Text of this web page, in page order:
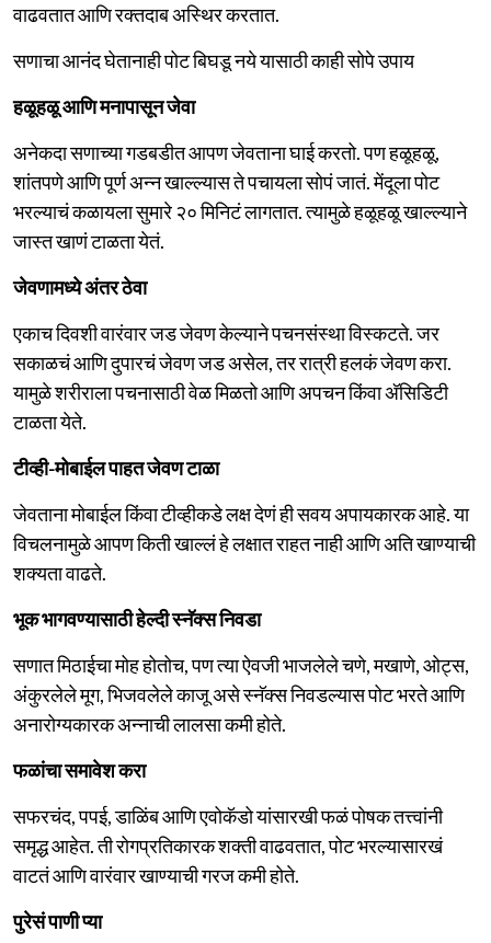
वाढवतात आणि रक्तदाब अस्थिर करतात.
सणाचा आनंद घेतानाही पोट बिघडू नये यासाठी काही सोपे उपाय
हळूहळू आणि मनापासून जेवा
अनेकदा सणाच्या गडबडीत आपण जेवताना घाई करतो. पण हळूहळू,
शांतपणे आणि पूर्ण अन्न खाल्ल्यास ते पचायला सोपं जातं. मेंदूला पोट
भरल्याचं कळायला सुमारे २० मिनिटं लागतात. त्यामुळे हळूहळू खाल्ल्याने
जास्त खाणं टाळता येतं.
जेवणामध्ये अंतर ठेवा
एकाच दिवशी वारंवार जड जेवण केल्याने पचनसंस्था विस्कटते. जर
सकाळचं आणि दुपारचं जेवण जड असेल, तर रात्री हलकं जेवण करा.
यामुळे शरीराला पचनासाठी वेळ मिळतो आणि अपचन किंवा अ‍ॅसिडिटी
टाळता येते.
टीव्ही-मोबाईल पाहत जेवण टाळा
जेवताना मोबाईल किंवा टीव्हीकडे लक्ष देणं ही सवय अपायकारक आहे. या
विचलनामुळे आपण किती खाल्लं हे लक्षात राहत नाही आणि अति खाण्याची
शक्यता वाढते.
भूक भागवण्यासाठी हेल्दी स्नॅक्स निवडा
सणात मिठाईचा मोह होतोच, पण त्या ऐवजी भाजलेले चणे, मखाणे, ओट्स,
अंकुरलेले मूग, भिजवलेले काजू असे स्नॅक्स निवडल्यास पोट भरते आणि
अनारोग्यकारक अन्नाची लालसा कमी होते.
फळांचा समावेश करा
सफरचंद, पपई, डाळिंब आणि एवोकॅडो यांसारखी फळं पोषक तत्त्वांनी
समृद्ध आहेत. ती रोगप्रतिकारक शक्ती वाढवतात, पोट भरल्यासारखं
वाटतं आणि वारंवार खाण्याची गरज कमी होते.
पुरेसं पाणी प्या